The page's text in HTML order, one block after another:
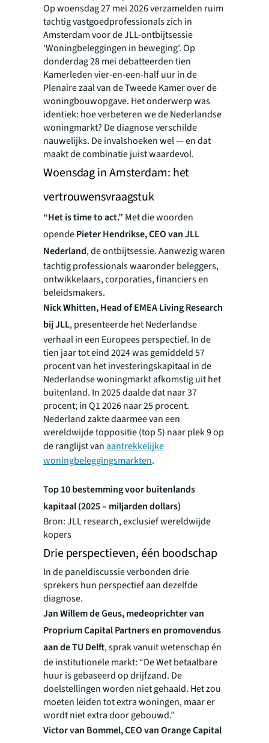
Op woensdag 27 mei 2026 verzamelden ruim
tachtig vastgoedprofessionals zich in
Amsterdam voor de JLL-ontbijtsessie
‘Woningbeleggingen in beweging’. Op
donderdag 28 mei debatteerden tien
Kamerleden vier-en-een-half uur in de
Plenaire zaal van de Tweede Kamer over de
woningbouwopgave. Het onderwerp was
identiek: hoe verbeteren we de Nederlandse
woningmarkt? De diagnose verschilde
nauwelijks. De invalshoeken wel — en dat
maakt de combinatie juist waardevol.
Woensdag in Amsterdam: het
vertrouwensvraagstuk
“Het is time to act.” Met die woorden
opendePieter Hendrikse, CEO van JLL
Nederland, de ontbijtsessie. Aanwezig waren
tachtig professionals waaronder beleggers,
ontwikkelaars, corporaties, financiers en
beleidsmakers.
Nick Whitten, Head of EMEA Living Research
bij JLL, presenteerde het Nederlandse
verhaal in een Europees perspectief. In de
tien jaar tot eind 2024 was gemiddeld 57
procent van het investeringskapitaal in de
Nederlandse woningmarkt afkomstig uit het
buitenland. In 2025 daalde dat naar 37
procent; in Q1 2026 naar 25 procent.
Nederland zakte daarmee van een
wereldwijde toppositie (top 5) naar plek 9 op
de ranglijst vanaantrekkelijke
woningbeleggingsmarkten.
Top 10 bestemming voor buitenlands
kapitaal (2025 – miljarden dollars)
Bron: JLL research, exclusief wereldwijde
kopers
Drie perspectieven, één boodschap
In de paneldiscussie verbonden drie
sprekers hun perspectief aan dezelfde
diagnose.
Jan Willem de Geus, medeoprichter van
Proprium Capital Partners en promovendus
aan de TU Delft, sprak vanuit wetenschap én
de institutionele markt: “De Wet betaalbare
huur is gebaseerd op drijfzand. De
doelstellingen worden niet gehaald. Het zou
moeten leiden tot extra woningen, maar er
wordt niet extra door gebouwd.”
Victor van Bommel, CEO van Orange Capital